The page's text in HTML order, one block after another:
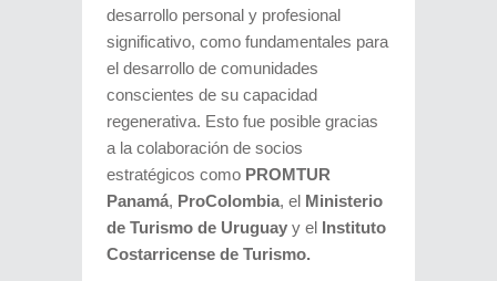
desarrollo personal y profesional
significativo, como fundamentales para
el desarrollo de comunidades
conscientes de su capacidad
regenerativa. Esto fue posible gracias
a la colaboración de socios
estratégicos como PROMTUR
Panamá, ProColombia, el Ministerio
de Turismo de Uruguay y el
Instituto
Costarricense de Turismo.